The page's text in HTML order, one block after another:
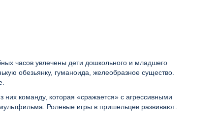
часов увлечены дети дошкольного и младшего
обезьянку, гуманоида, желеобразное существо.
команду, которая «сражается» с агрессивными
Ролевые игры в пришельцев развивают: